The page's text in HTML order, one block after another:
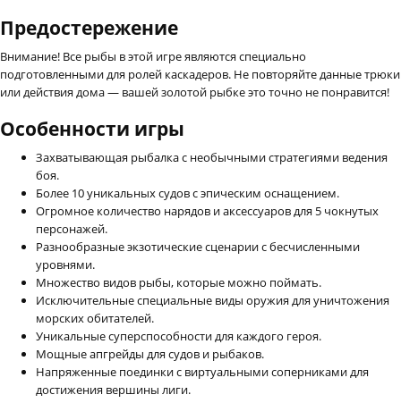
Предостережение
Внимание! Все рыбы в этой игре являются специально
подготовленными для ролей каскадеров. Не повторяйте данные трюки
или действия дома — вашей золотой рыбке это точно не понравится!
Особенности игры
Захватывающая рыбалка с необычными стратегиями ведения
боя.
Более 10 уникальных судов с эпическим оснащением.
Огромное количество нарядов и аксессуаров для 5 чокнутых
персонажей.
Разнообразные экзотические сценарии с бесчисленными
уровнями.
Множество видов рыбы, которые можно поймать.
Исключительные специальные виды оружия для уничтожения
морских обитателей.
Уникальные суперспособности для каждого героя.
Мощные апгрейды для судов и рыбаков.
Напряженные поединки с виртуальными соперниками для
достижения вершины лиги.